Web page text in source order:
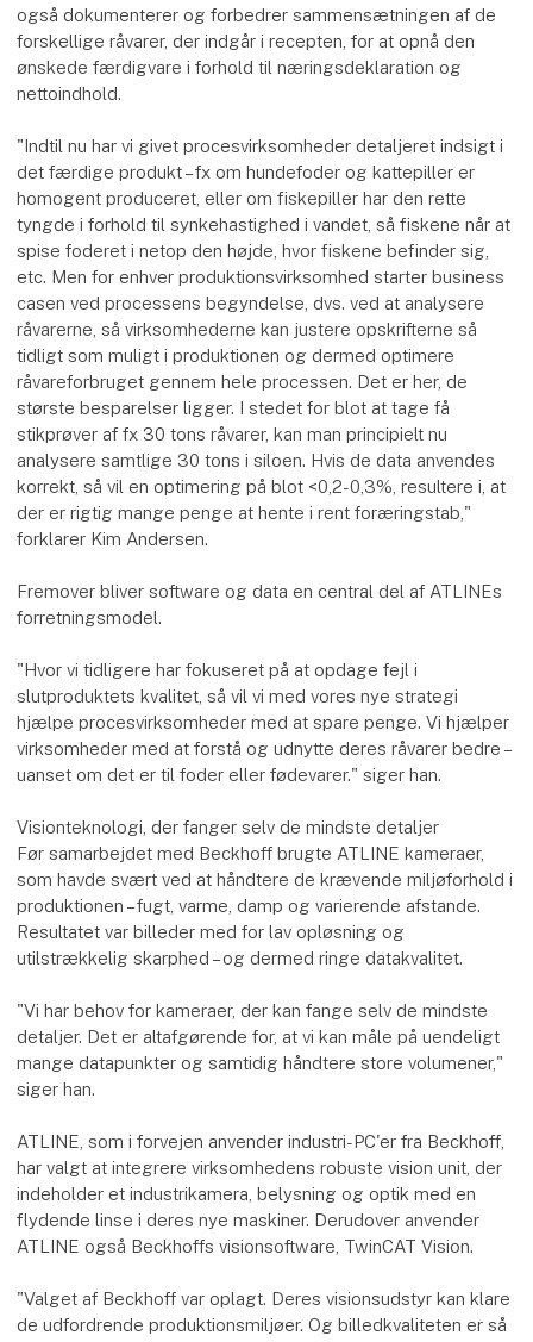
også dokumenterer og forbedrer sammensætningen af de
forskellige råvarer, der indgår i recepten, for at opnå den
ønskede færdigvare i forhold til næringsdeklaration og
nettoindhold.
"Indtil nu har vi givet procesvirksomheder detaljeret indsigt i
det færdige produkt – fx om hundefoder og kattepiller er
homogent produceret, eller om fiskepiller har den rette
tyngde i forhold til synkehastighed i vandet, så fiskene når at
spise foderet i netop den højde, hvor fiskene befinder sig,
etc. Men for enhver produktionsvirksomhed starter business
casen ved processens begyndelse, dvs. ved at analysere
råvarerne, så virksomhederne kan justere opskrifterne så
tidligt som muligt i produktionen og dermed optimere
råvareforbruget gennem hele processen. Det er her, de
største besparelser ligger. I stedet for blot at tage få
stikprøver af fx 30 tons råvarer, kan man principielt nu
analysere samtlige 30 tons i siloen. Hvis de data anvendes
korrekt, så vil en optimering på blot <0,2-0,3%, resultere i, at
der er rigtig mange penge at hente i rent foræringstab,"
forklarer Kim Andersen.
Fremover bliver software og data en central del af ATLINEs
forretningsmodel.
"Hvor vi tidligere har fokuseret på at opdage fejl i
slutproduktets kvalitet, så vil vi med vores nye strategi
hjælpe procesvirksomheder med at spare penge. Vi hjælper
virksomheder med at forstå og udnytte deres råvarer bedre –
uanset om det er til foder eller fødevarer." siger han.
Visionteknologi, der fanger selv de mindste detaljer
Før samarbejdet med Beckhoff brugte ATLINE kameraer,
som havde svært ved at håndtere de krævende miljøforhold i
produktionen – fugt, varme, damp og varierende afstande.
Resultatet var billeder med for lav opløsning og
utilstrækkelig skarphed – og dermed ringe datakvalitet.
"Vi har behov for kameraer, der kan fange selv de mindste
detaljer. Det er altafgørende for, at vi kan måle på uendeligt
mange datapunkter og samtidig håndtere store volumener,"
siger han.
ATLINE, som i forvejen anvender industri-PC'er fra Beckhoff,
har valgt at integrere virksomhedens robuste vision unit, der
indeholder et industrikamera, belysning og optik med en
flydende linse i deres nye maskiner. Derudover anvender
ATLINE også Beckhoffs visionsoftware, TwinCAT Vision.
"Valget af Beckhoff var oplagt. Deres visionsudstyr kan klare
de udfordrende produktionsmiljøer. Og billedkvaliteten er så